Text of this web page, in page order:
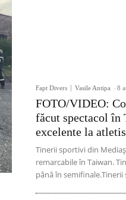
Fapt Divers Vasile Antipa - 8
FOTO/VIDEO:
făcut spectacol în
excelente la
Tinerii sportivi din
remarcabile în Taiwan.
până în